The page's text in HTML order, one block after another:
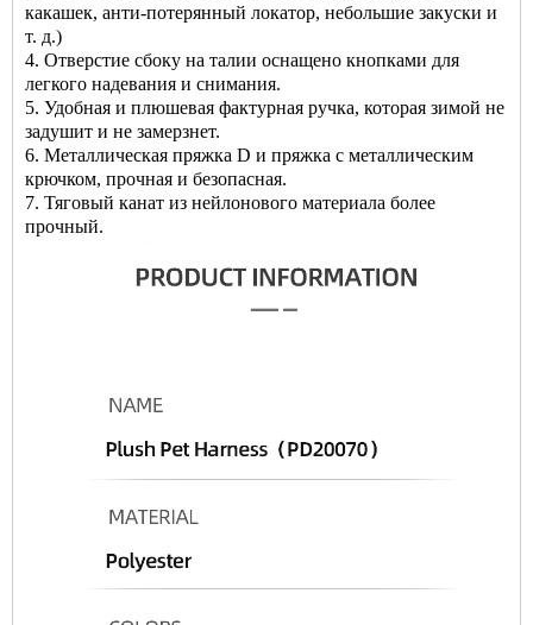
какашек, анти-потерянный локатор, небольшие закуски и
т. д.)
4. Отверстие сбоку на талии оснащено кнопками для
легкого надевания и снимания.
5. Удобная и плюшевая фактурная ручка, которая зимой не
задушит и не замерзнет.
6. Металлическая пряжка D и пряжка с металлическим
крючком, прочная и безопасная.
7. Тяговый канат из нейлонового материала более
прочный.